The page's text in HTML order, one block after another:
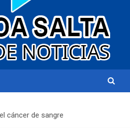
cáncer de sangre